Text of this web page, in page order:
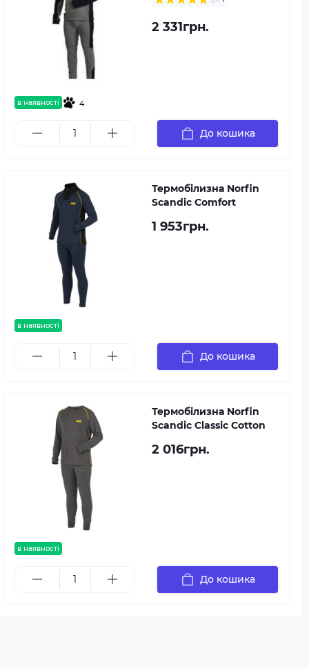
в наявності 4
2 331грн.
До кошика
в наявності
Термобілизна Norfin
Scandic Comfort
1 953грн.
До кошика
в наявності
Термобілизна Norfin
Scandic Classic Cotton
2 016грн.
До кошика